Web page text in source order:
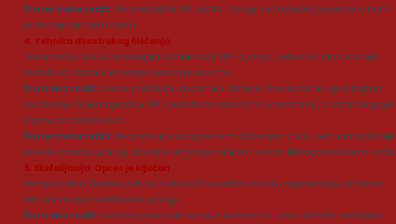
Šta ne treba raditi: Ne preskačite SPF zaštitu. Ona je vaš najvažniji saveznik u borbi
protiv tamnih fleka i bora.
4. Tehnika dvostrukog čišćenja
Tokom leta, na licu se nakuplja kombinacija SPF-a, znoja, sebuma i atmosferskih
nečistoća. Obično umivanje često nije dovoljno.
Šta treba raditi: Uveče praktikujte dvostruko čišćenje. Prvo koristite ulje ili balzam
za čišćenje (koji razgrađuju SPF i nečistoće rastvorljive u mastima), a zatim blag gel
ili penu za čišćenje lica.
Šta ne treba raditi: Ne preterujte sa agresivnim čišćenjem ujutru. Ako vam koža nije
previše masna, ujutru je dovoljno umivanje mlakom vodom ili blaga micelarna voda.
5. Eksfolijacija: Oprez je ključan
Hemijski pilinzi (kiseline, retinol, bakučiol) su odlični za bržu regeneraciju, ali tokom
leta zahtevaju modifikovan pristup.
Šta treba raditi: Koristite proizvode sa nižim koncentracijama aktivnih sastojaka